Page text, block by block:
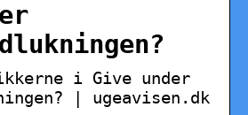
i Give under
| ugeavisen.dk